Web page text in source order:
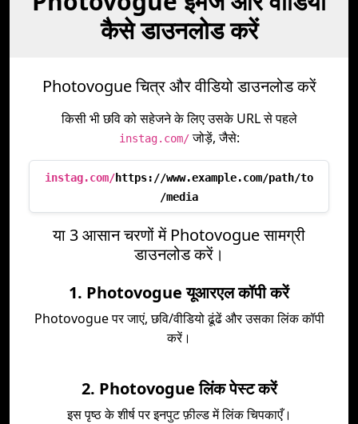
कैसे डाउनलोड करें
Photovogue चित्र और वीडियो डाउनलोड करें
किसी भी छवि को सहेजने के लिए उसके URL से पहले
instag.com/जोड़ें, जैसे:
instag.com/https://www.example.com/path/to
/media
या 3 आसान चरणों में Photovogue सामग्री
डाउनलोड करें।
1. Photovogue यूआरएल कॉपी करें
Photovogue पर जाएं, छवि/वीडियो ढूंढें और उसका लिंक कॉपी
करें।
2. Photovogue लिंक पेस्ट करें
इस पृष्ठ के शीर्ष पर इनपुट फ़ील्ड में लिंक चिपकाएँ।